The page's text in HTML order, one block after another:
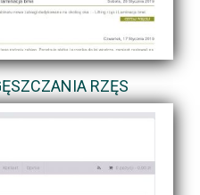
RZĘS